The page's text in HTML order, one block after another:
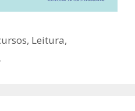
, Leitura,